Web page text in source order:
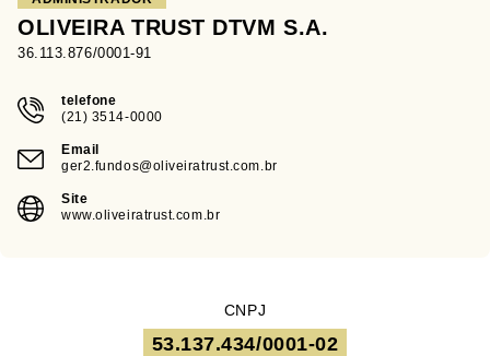
OLIVEIRA TRUST DTVM S.A.
36.113.876/0001-91
telefone
(21) 3514-0000
Email
ger2.fundos@oliveiratrust.com.br
Site
www.oliveiratrust.com.br
CNPJ
53.137.434/0001-02